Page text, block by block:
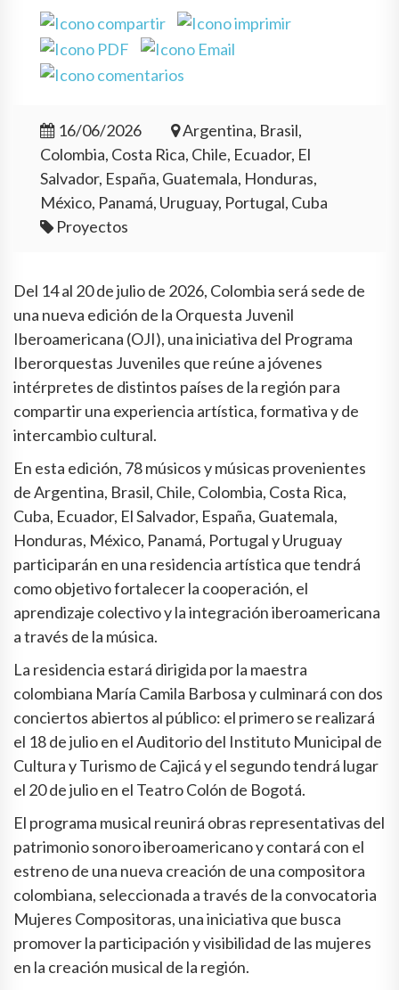
16/06/2026
Argentina, Brasil,
Colombia, Costa Rica, Chile, Ecuador, El
Salvador, España, Guatemala, Honduras,
México, Panamá, Uruguay, Portugal, Cuba
Proyectos
Del 14 al 20 de julio de 2026, Colombia será sede de
una nueva edición de la Orquesta Juvenil
Iberoamericana (OJI), una iniciativa del Programa
Iberorquestas Juveniles que reúne a jóvenes
intérpretes de distintos países de la región para
compartir una experiencia artística, formativa y de
intercambio cultural.
En esta edición, 78 músicos y músicas provenientes
de Argentina, Brasil, Chile, Colombia, Costa Rica,
Cuba, Ecuador, El Salvador, España, Guatemala,
Honduras, México, Panamá, Portugal y Uruguay
participarán en una residencia artística que tendrá
como objetivo fortalecer la cooperación, el
aprendizaje colectivo y la integración iberoamericana
a través de la música.
La residencia estará dirigida por la maestra
colombiana María Camila Barbosa y culminará con dos
conciertos abiertos al público: el primero se realizará
el 18 de julio en el Auditorio del Instituto Municipal de
Cultura y Turismo de Cajicá y el segundo tendrá lugar
el 20 de julio en el Teatro Colón de Bogotá.
El programa musical reunirá obras representativas del
patrimonio sonoro iberoamericano y contará con el
estreno de una nueva creación de una compositora
colombiana, seleccionada a través de la convocatoria
Mujeres Compositoras, una iniciativa que busca
promover la participación y visibilidad de las mujeres
en la creación musical de la región.